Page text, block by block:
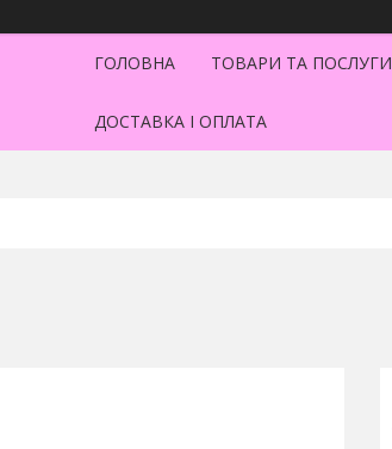
ГОЛОВНА ТОВАРИ ТА ПОСЛУГИ
ДОСТАВКА І ОПЛАТА